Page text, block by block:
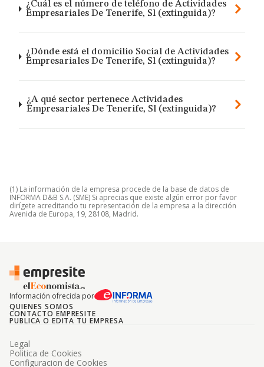
¿Cuál es el número de teléfono de Actividades
Empresariales De Tenerife, Sl (extinguida)?
¿Dónde está el domicilio Social de Actividades
Empresariales De Tenerife, Sl (extinguida)?
¿A qué sector pertenece Actividades
Empresariales De Tenerife, Sl (extinguida)?
(1) La información de la empresa procede de la base de datos de
INFORMA D&B S.A. (SME) Si aprecias que existe algún error por favor
dirígete acreditando tu representación de la empresa a la dirección
Avenida de Europa, 19, 28108, Madrid.
Información ofrecida por
QUIENES SOMOS
CONTACTO EMPRESITE
PUBLICA O EDITA TU EMPRESA
Legal
Politica de Cookies
Configuracion de Cookies